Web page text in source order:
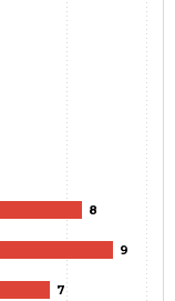
8
9
7